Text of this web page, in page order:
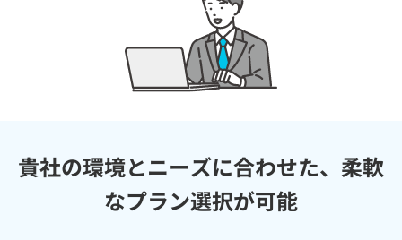
貴社の環境とニーズに合わせた、柔軟
なプラン選択が可能